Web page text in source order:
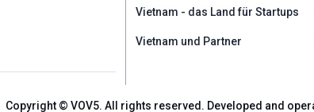
Vietnam - das Land für Startups
Vietnam und Partner
Copyright © VOV5. All rights reserved. Developed and